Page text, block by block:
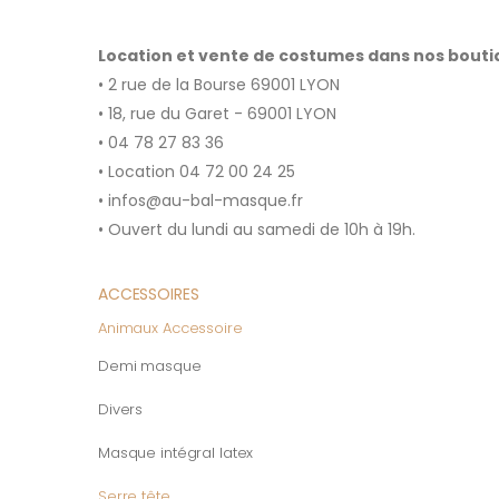
Location et vente de costumes dans nos
• 2 rue de la Bourse 69001 LYON
• 18, rue du Garet - 69001 LYON
• 04 78 27 83 36
• Location 04 72 00 24 25
• infos@au-bal-masque.fr
• Ouvert du lundi au samedi de 10h à 19h.
ACCESSOIRES
Animaux Accessoire
Demi masque
Divers
Masque intégral latex